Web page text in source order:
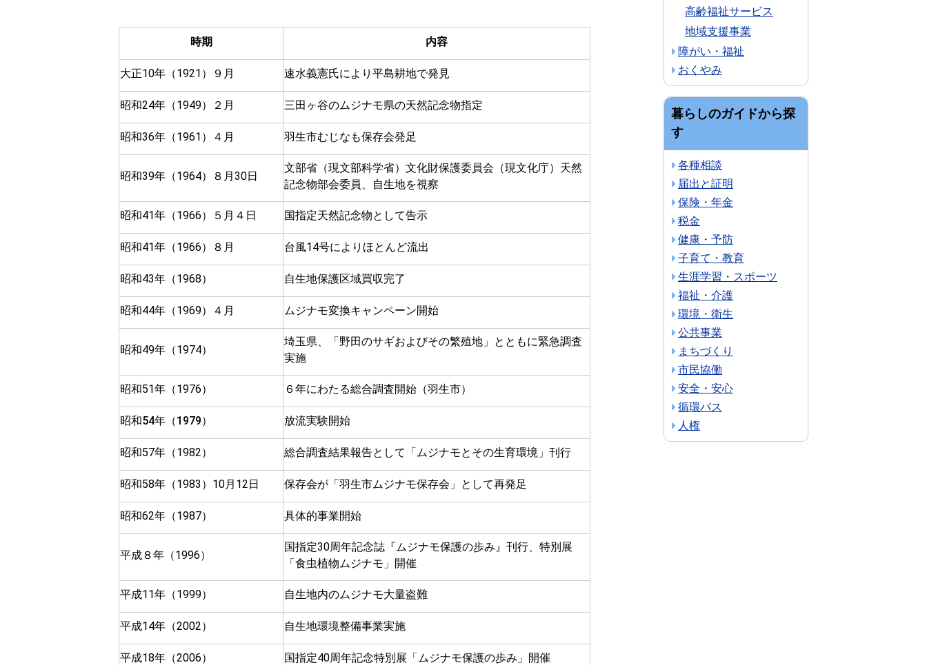
時期 内容
大正10年（1921）９月 速水義憲氏により平島耕地で発見
昭和24年（1949）２月 三田ヶ谷のムジナモ県の天然記念物指定
昭和36年（1961）４月 羽生市むじなも保存会発足
昭和39年（1964）８月30日
文部省（現文部科学省）文化財保護委員会（現文化庁）天然
記念物部会委員、自生地を視察
昭和41年（1966）５月４日 国指定天然記念物として告示
昭和41年（1966）８月 台風14号によりほとんど流出
昭和43年（1968） 自生地保護区域買収完了
昭和44年（1969）４月 ムジナモ変換キャンペーン開始
昭和49年（1974）
埼玉県、「野田のサギおよびその繁殖地」とともに緊急調査
実施
昭和51年（1976） ６年にわたる総合調査開始（羽生市）
昭和54年（1979） 放流実験開始
昭和57年（1982） 総合調査結果報告として「ムジナモとその生育環境」刊行
昭和58年（1983）10月12日 保存会が「羽生市ムジナモ保存会」として再発足
昭和62年（1987） 具体的事業開始
平成８年（1996）
国指定30周年記念誌『ムジナモ保護の歩み』刊行、特別展
「食虫植物ムジナモ」開催
平成11年（1999） 自生地内のムジナモ大量盗難
平成14年（2002） 自生地環境整備事業実施
平成18年（2006） 国指定40周年記念特別展「ムジナモ保護の歩み」開催
高齢福祉サービス
地域支援事業
障がい・福祉
おくやみ
暮らしのガイドから探
す
各種相談
届出と証明
保険・年金
税金
健康・予防
子育て・教育
生涯学習・スポーツ
福祉・介護
環境・衛生
公共事業
まちづくり
市民協働
安全・安心
循環バス
人権